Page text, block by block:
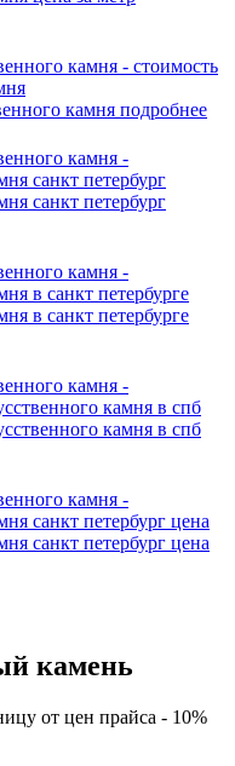
камня подробнее
санкт петербург
в санкт петербурге
камня в спб
санкт петербург цена
камень
от цен прайса - 10%